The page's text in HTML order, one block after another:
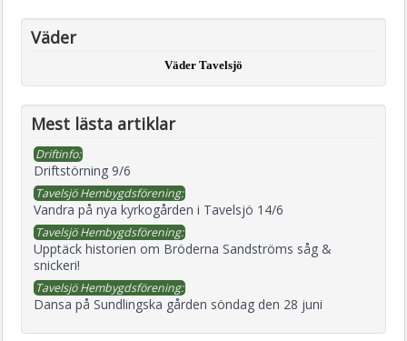
Väder
Väder Tavelsjö
Mest lästa artiklar
Driftinfo:
Driftstörning 9/6
Tavelsjö Hembygdsförening:
Vandra på nya kyrkogården i Tavelsjö 14/6
Tavelsjö Hembygdsförening:
Upptäck historien om Bröderna Sandströms såg &
snickeri!
Tavelsjö Hembygdsförening:
Dansa på Sundlingska gården söndag den 28 juni